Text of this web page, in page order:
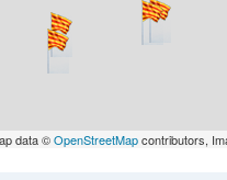
data ©OpenStreetMapcontributors,